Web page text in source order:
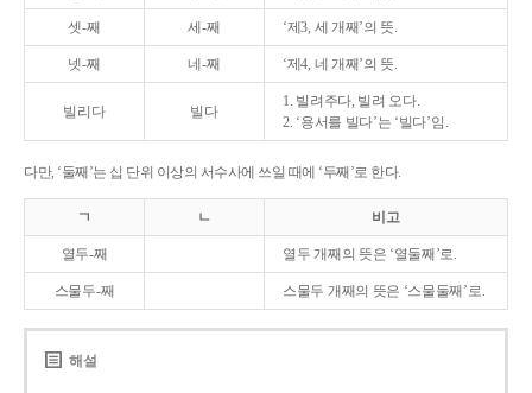
셋-째 세-째 ‘제3, 세 개째’의 뜻.
넷-째 네-째 ‘제4, 네 개째’의 뜻.
빌리다 빌다
1. 빌려주다, 빌려 오다.
2. ‘용서를 빌다’는 ‘빌다’임.
다만, ‘둘째’는 십 단위 이상의 서수사에 쓰일 때에 ‘두째’로 한다.
ㄱ ㄴ 비고
열두-째 열두 개째의 뜻은 ‘열둘째’로.
스물두-째 스물두 개째의 뜻은 ‘스물둘째’로.
해설